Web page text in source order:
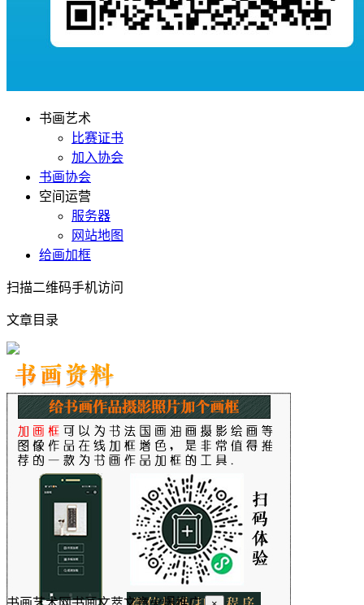
书画艺术
比赛证书
加入协会
书画协会
空间运营
服务器
网站地图
给画加框
扫描二维码手机访问
文章目录